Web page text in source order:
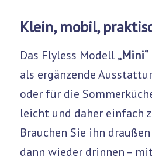
Klein, mobil,
Das Flyless Modell „Mini“
als ergänzende
oder für die
leicht und daher einfach
Brauchen Sie ihn
dann wieder drinnen –